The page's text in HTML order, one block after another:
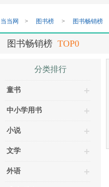
加
当当网 > 图书榜 > 图书畅销榜
图书畅销榜 TOP0
分类排行
童书
中小学用书
小说
文学
外语